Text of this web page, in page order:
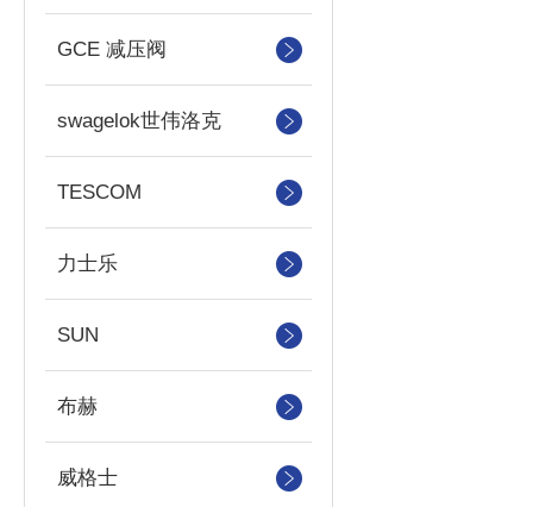
GCE 减压阀
swagelok世伟洛克
TESCOM
力士乐
SUN
布赫
威格士